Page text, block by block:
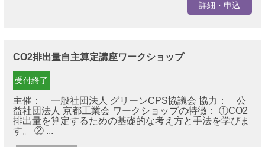
詳細・申込
CO2排出量自主算定講座ワークショップ
受付終了
主催： 一般社団法人 グリーンCPS協議会 協力： 公
益社団法人 京都工業会 ワークショップの特徴： ①CO2
排出量を算定するための基礎的な考え方と手法を学びま
す。 ② ...